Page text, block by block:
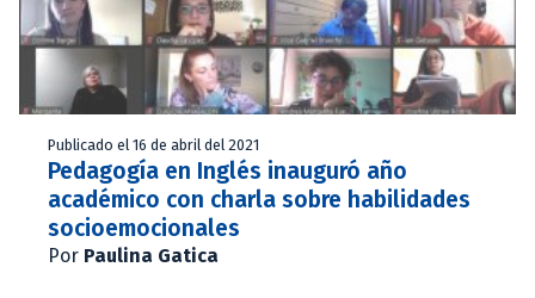
Publicado el 16 de abril del 2021
Pedagogía en Inglés inauguró año
académico con charla sobre habilidades
socioemocionales
Por Paulina Gatica